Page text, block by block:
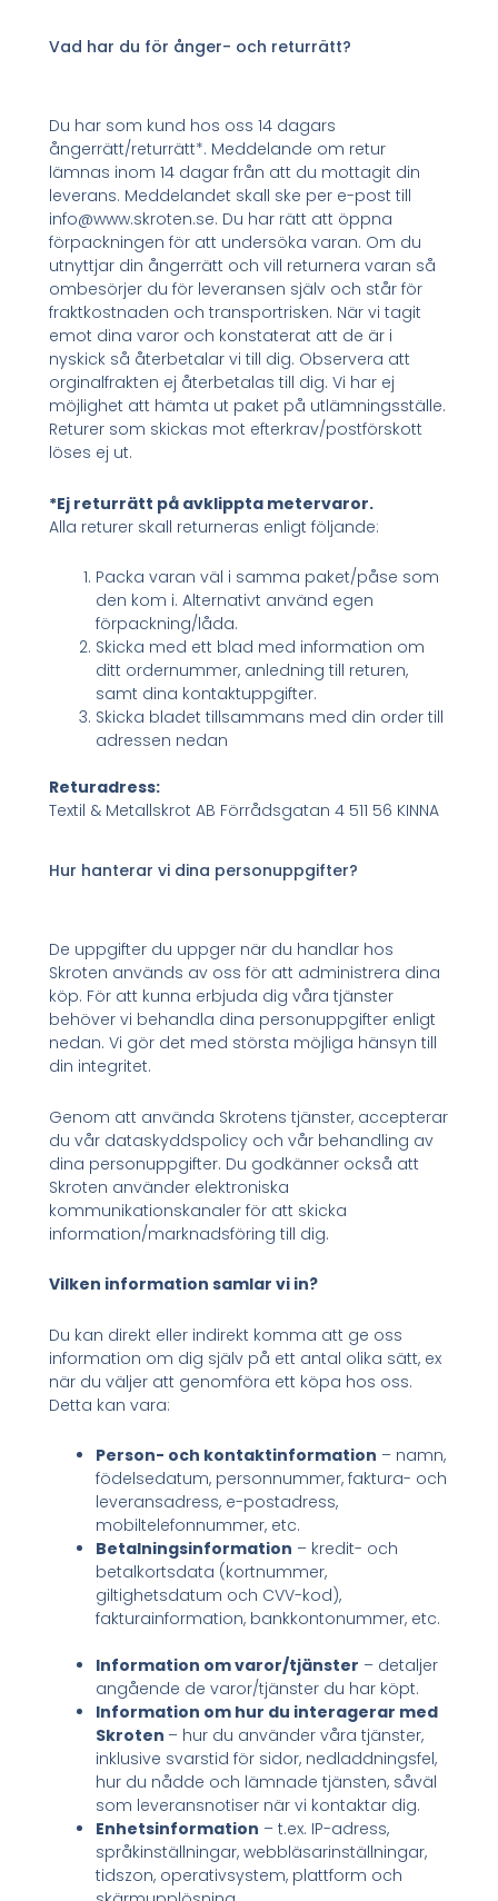
Vad har du för ånger- och returrätt?
Du har som kund hos oss 14 dagars
ångerrätt/returrätt*. Meddelande om retur
lämnas inom 14 dagar från att du mottagit din
leverans. Meddelandet skall ske per e-post till
info@www.skroten.se. Du har rätt att öppna
förpackningen för att undersöka varan. Om du
utnyttjar din ångerrätt och vill returnera varan så
ombesörjer du för leveransen själv och står för
fraktkostnaden och transportrisken. När vi tagit
emot dina varor och konstaterat att de är i
nyskick så återbetalar vi till dig. Observera att
orginalfrakten ej återbetalas till dig. Vi har ej
möjlighet att hämta ut paket på utlämningsställe.
Returer som skickas mot efterkrav/postförskott
löses ej ut.
*Ej returrätt på avklippta metervaror.
Alla returer skall returneras enligt följande:
Packa varan väl i samma paket/påse som
den kom i. Alternativt använd egen
förpackning/låda.
Skicka med ett blad med information om
ditt ordernummer, anledning till returen,
samt dina kontaktuppgifter.
Skicka bladet tillsammans med din order till
adressen nedan
Returadress:
Textil & Metallskrot AB Förrådsgatan 4 511 56 KINNA
Hur hanterar vi dina personuppgifter?
De uppgifter du uppger när du handlar hos
Skroten används av oss för att administrera dina
köp. För att kunna erbjuda dig våra tjänster
behöver vi behandla dina personuppgifter enligt
nedan. Vi gör det med största möjliga hänsyn till
din integritet.
Genom att använda Skrotens tjänster, accepterar
du vår dataskyddspolicy och vår behandling av
dina personuppgifter. Du godkänner också att
Skroten använder elektroniska
kommunikationskanaler för att skicka
information/marknadsföring till dig.
Vilken information samlar vi in?
Du kan direkt eller indirekt komma att ge oss
information om dig själv på ett antal olika sätt, ex
när du väljer att genomföra ett köpa hos oss.
Detta kan vara:
Person- och kontaktinformation – namn,
födelsedatum, personnummer, faktura- och
leveransadress, e-postadress,
mobiltelefonnummer, etc.
Betalningsinformation – kredit- och
betalkortsdata (kortnummer,
giltighetsdatum och CVV-kod),
fakturainformation, bankkontonummer, etc.
Information om varor/tjänster – detaljer
angående de varor/tjänster du har köpt.
Information om hur du interagerar med
Skroten – hur du använder våra tjänster,
inklusive svarstid för sidor, nedladdningsfel,
hur du nådde och lämnade tjänsten, såväl
som leveransnotiser när vi kontaktar dig.
Enhetsinformation – t.ex. IP-adress,
språkinställningar, webbläsarinställningar,
tidszon, operativsystem, plattform och